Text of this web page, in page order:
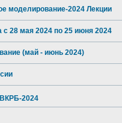
моделирование-2024 Лекции
28 мая 2024 по 25 июня 2024
(май - июнь 2024)
2024